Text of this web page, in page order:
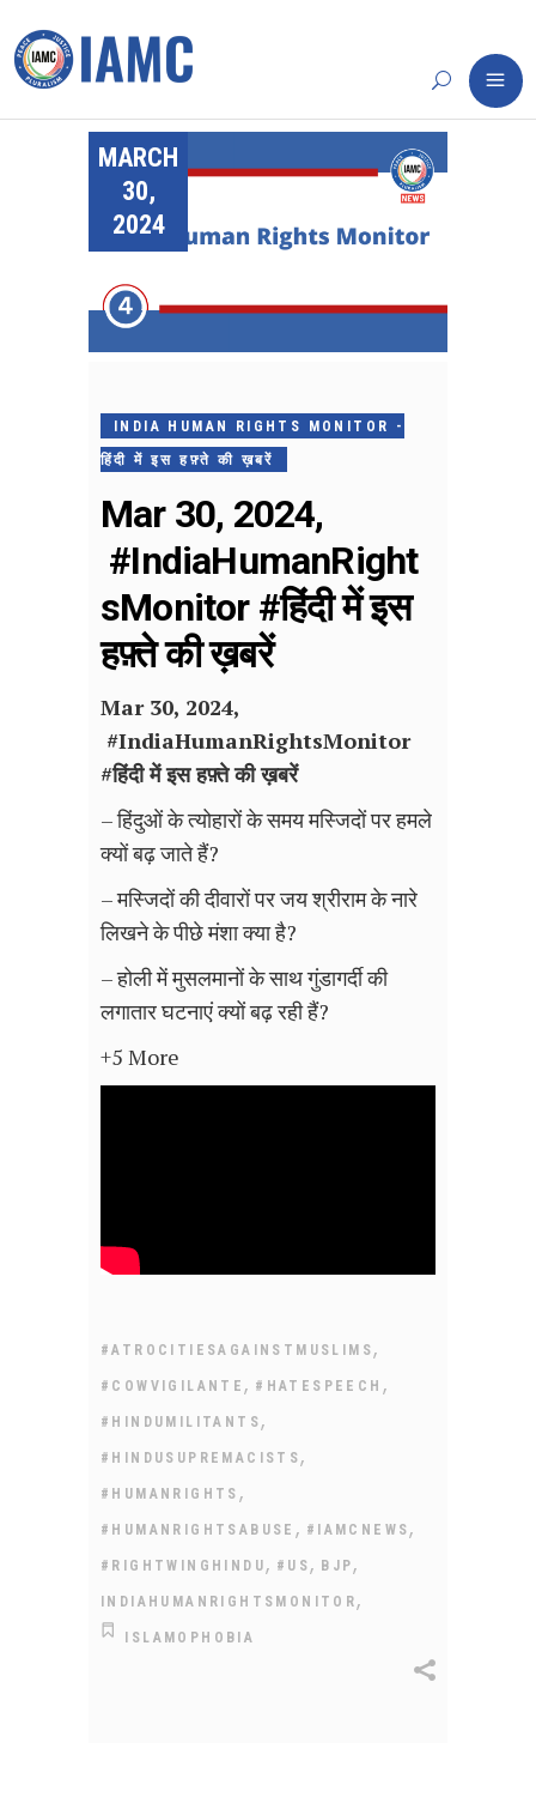
MARCH
30,
2024
INDIA HUMAN RIGHTS MONITOR -
हिंदी में इस हफ़्ते की ख़बरें
Mar 30, 2024,
#IndiaHumanRight
sMonitor #हिंदी में इस
हफ़्ते की ख़बरें
Mar 30, 2024,
#IndiaHumanRightsMonitor
#हिंदी में इस हफ़्ते की ख़बरें
– हिंदुओं के त्योहारों के समय मस्जिदों पर हमले
क्यों बढ़ जाते हैं?
– मस्जिदों की दीवारों पर जय श्रीराम के नारे
लिखने के पीछे मंशा क्या है?
– होली में मुसलमानों के साथ गुंडागर्दी की
लगातार घटनाएं क्यों बढ़ रही हैं?
+5 More
#ATROCITIESAGAINSTMUSLIMS ,
#COWVIGILANTE , #HATESPEECH ,
#HINDUMILITANTS ,
#HINDUSUPREMACISTS ,
#HUMANRIGHTS ,
#HUMANRIGHTSABUSE , #IAMCNEWS ,
#RIGHTWINGHINDU , #US , BJP ,
INDIAHUMANRIGHTSMONITOR ,
ISLAMOPHOBIA